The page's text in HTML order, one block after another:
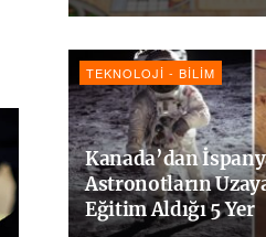
TEKNOLOJI - BILIM
Kanada’dan
Astronotların
Eğitim Aldığı 5 Yer